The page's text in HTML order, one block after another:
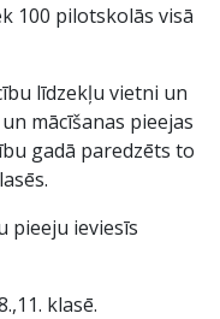
100 pilotskolās visā
līdzekļu vietni un
mācīšanas pieejas
gadā paredzēts to
pieeju ieviesīs
klasē.